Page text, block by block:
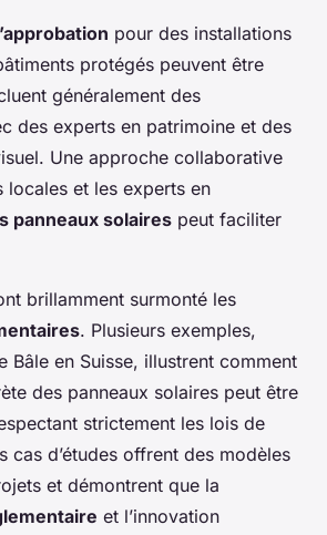
pour des installations
protégés peuvent être
généralement des
des experts en patrimoine et des
Une approche collaborative
locales et les experts en
panneaux solaires peut faciliter
brillamment surmonté les
. Plusieurs exemples,
Bâle en Suisse, illustrent comment
des panneaux solaires peut être
strictement les lois de
cas d’études offrent des modèles
et démontrent que la
et l’innovation